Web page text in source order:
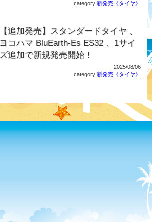
category:新発売《タイヤ》
【追加発売】スタンダードタイヤ 、
ヨコハマ BluEarth-Es ES32 、1サイ
ズ追加で新規発売開始！
2025/08/06
category:新発売《タイヤ》